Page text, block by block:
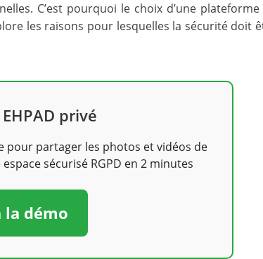
C’est pourquoi le choix d’une plateforme
les raisons pour lesquelles la sécurité doit
privé
pour partager les photos et vidéos de
sécurisé RGPD en 2 minutes
la démo